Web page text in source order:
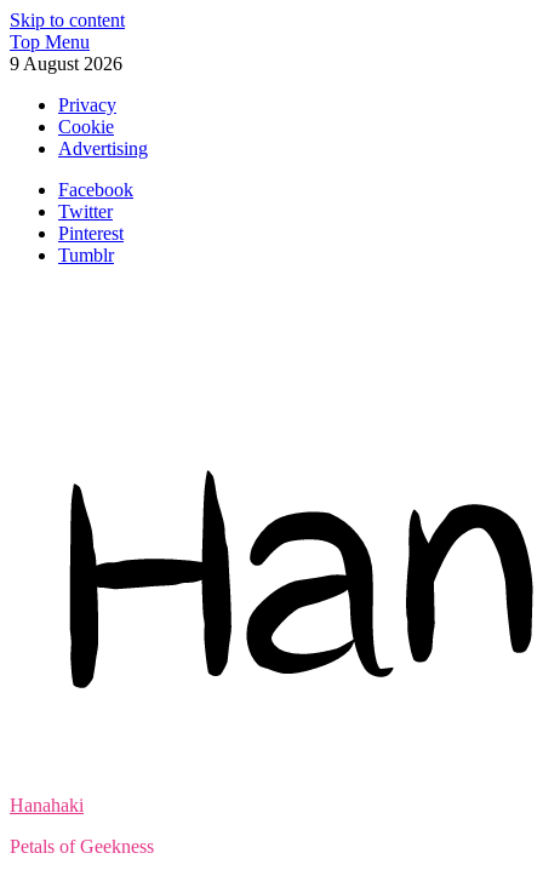
Skip to content
Top Menu
9 August 2026
Privacy
Cookie
Advertising
Facebook
Twitter
Pinterest
Tumblr
Hanahaki
Petals of Geekness